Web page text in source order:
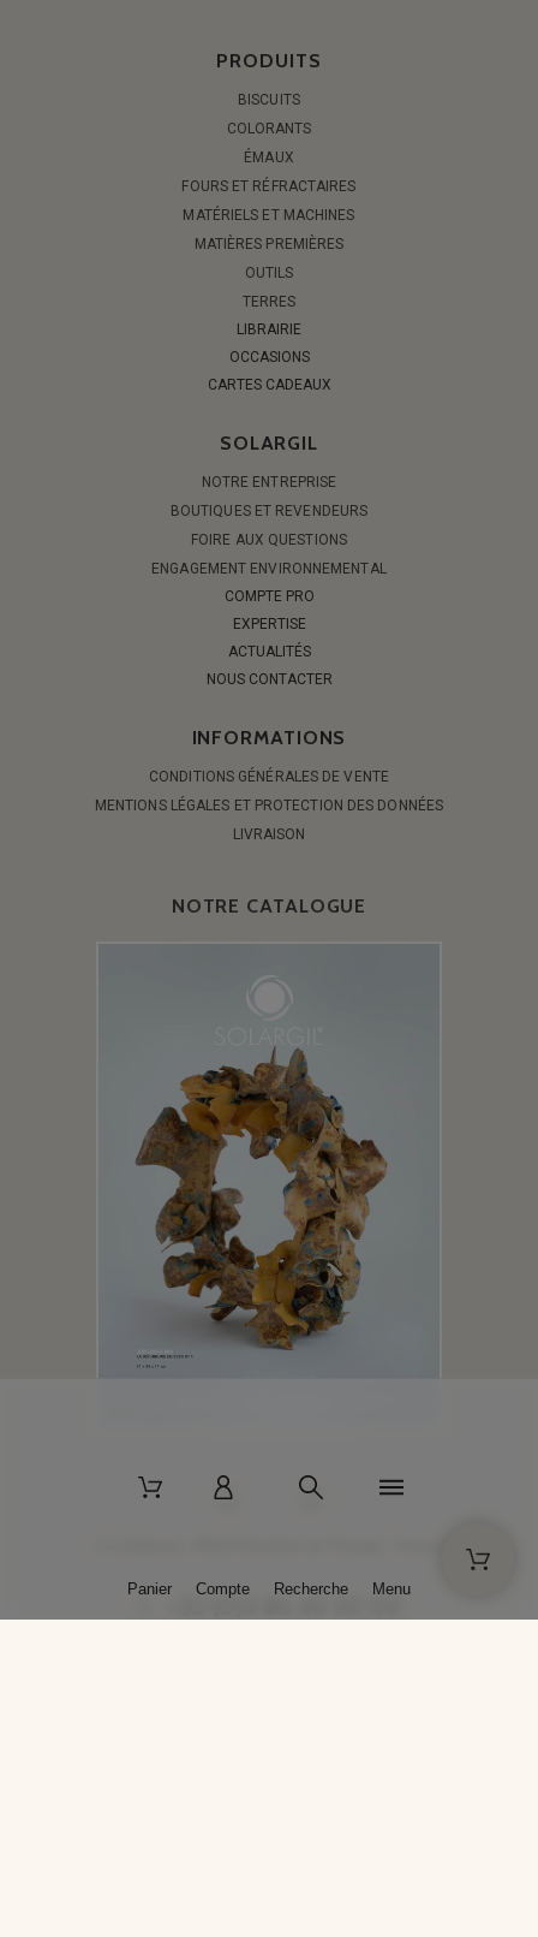
PRODUITS
BISCUITS
COLORANTS
ÉMAUX
FOURS ET RÉFRACTAIRES
MATÉRIELS ET MACHINES
MATIÈRES PREMIÈRES
OUTILS
TERRES
LIBRAIRIE
OCCASIONS
CARTES CADEAUX
SOLARGIL
NOTRE ENTREPRISE
BOUTIQUES ET REVENDEURS
FOIRE AUX QUESTIONS
ENGAGEMENT ENVIRONNEMENTAL
COMPTE PRO
EXPERTISE
ACTUALITÉS
NOUS CONTACTER
INFORMATIONS
CONDITIONS GÉNÉRALES DE VENTE
MENTIONS LÉGALES ET PROTECTION DES DONNÉES
LIVRAISON
NOTRE CATALOGUE
+33 (0)3 86 45 50 00
Panier Compte Recherche Menu